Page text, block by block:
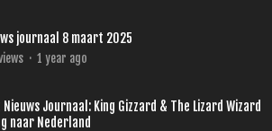
journaal 8 maart 2025
· 1 year ago
Nieuws Journaal: King Gizzard & The Lizard Wizard
naar Nederland